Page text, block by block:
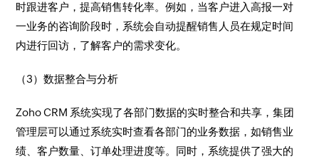
时跟进客户，提高销售转化率。例如，当客户进入高报一对
一业务的咨询阶段时，系统会自动提醒销售人员在规定时间
内进行回访，了解客户的需求变化。​
（3）数据整合与分析​
Zoho CRM 系统实现了各部门数据的实时整合和共享，集团
管理层可以通过系统实时查看各部门的业务数据，如销售业
绩、客户数量、订单处理进度等。同时，系统提供了强大的